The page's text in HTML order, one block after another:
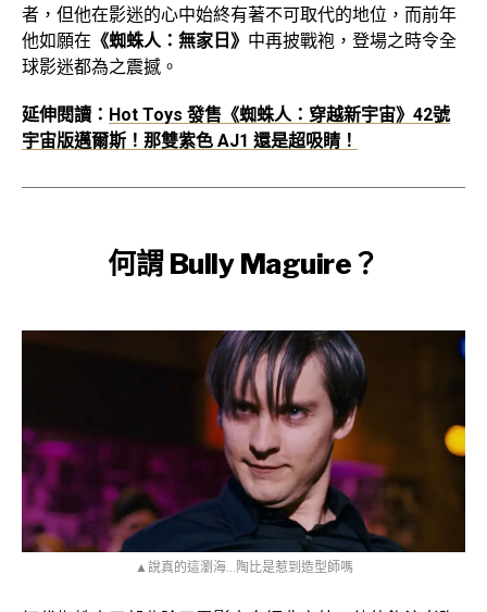
者，但他在影迷的心中始終有著不可取代的地位，而前年
他如願在 《蜘蛛人：無家日》 中再披戰袍，登場之時令全
球影迷都為之震撼。
延伸閱讀： Hot Toys 發售《蜘蛛人：穿越新宇宙》42號
宇宙版邁爾斯！那雙紫色 AJ1 還是超吸睛！
何謂 Bully Maguire？
▲說真的這瀏海…陶比是惹到造型師嗎